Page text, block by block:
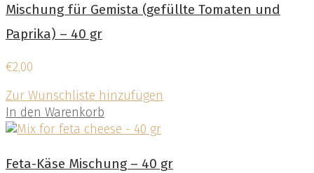
Mischung für Gemista (gefüllte Tomaten und
Paprika) – 40 gr
€2,00
Zur Wunschliste hinzufügen
In den Warenkorb
Feta-Käse Mischung – 40 gr